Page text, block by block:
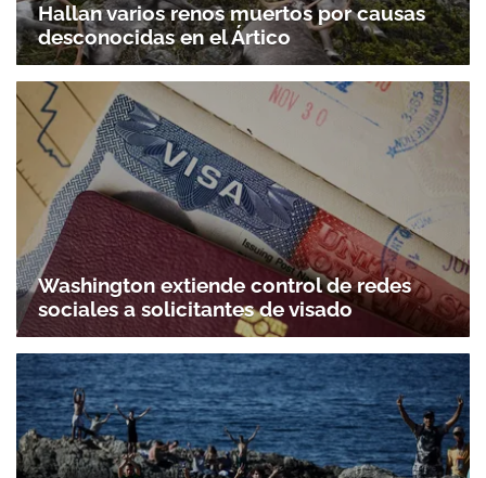
Hallan varios renos muertos por causas
desconocidas en el Ártico
Washington extiende control de redes
sociales a solicitantes de visado